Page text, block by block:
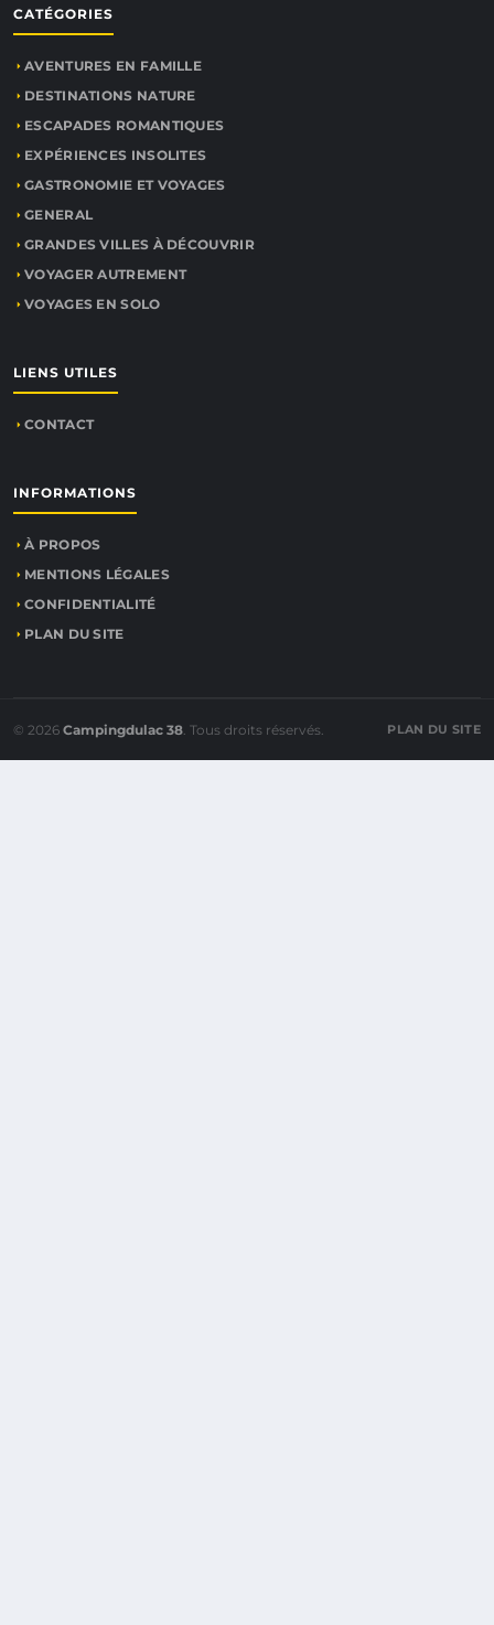
CATÉGORIES
AVENTURES EN FAMILLE
DESTINATIONS NATURE
ESCAPADES ROMANTIQUES
EXPÉRIENCES INSOLITES
GASTRONOMIE ET VOYAGES
GENERAL
GRANDES VILLES À DÉCOUVRIR
VOYAGER AUTREMENT
VOYAGES EN SOLO
LIENS UTILES
CONTACT
INFORMATIONS
À PROPOS
MENTIONS LÉGALES
CONFIDENTIALITÉ
PLAN DU SITE
© 2026 Campingdulac 38. Tous droits réservés. PLAN DU SITE